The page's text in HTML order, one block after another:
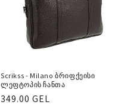
Scrikss - Milano ბრიფქეისი
ლეფტოპის ჩანთა
რეგულარული
349.00 GEL